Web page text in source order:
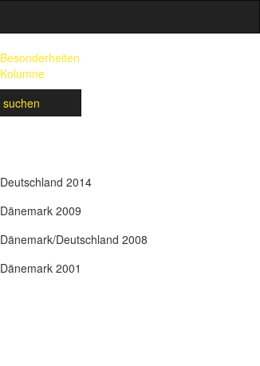
Besonderheiten
Kolumne
suchen
Deutschland 2014
Dänemark 2009
Dänemark/Deutschland 2008
Dänemark 2001